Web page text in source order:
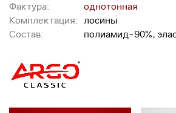
Фактура:
однотонная
Комплектация:
лосины
Состав:
полиамид-90%,